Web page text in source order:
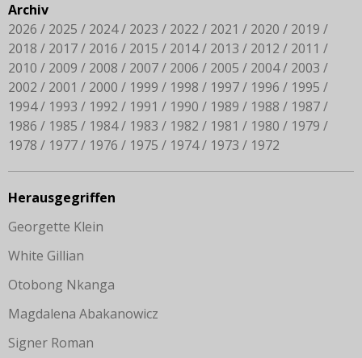
Archiv
2026
2025 2024 2023 2022 2021 2020
2019
2018
2017 2016 2015 2014 2013 2012
2011
2010
2009 2008 2007 2006 2005 2004
2003
2002
2001 2000 1999 1998 1997 1996
1995
1994
1993 1992 1991 1990 1989 1988
1987
1986
1985 1984 1983 1982 1981 1980
1979
1978
1977 1976 1975 1974 1973 1972
Herausgegriffen
Georgette Klein
White Gillian
Otobong Nkanga
Magdalena Abakanowicz
Signer Roman